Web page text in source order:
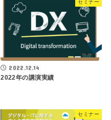
セミナー
2022.12.14
2022年の講演実績
セミナー